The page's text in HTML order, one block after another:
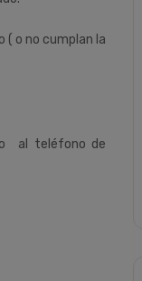
( o no cumplan la
al teléfono de